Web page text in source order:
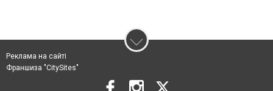
Реклама на сайті
Франшиза "CitySites"